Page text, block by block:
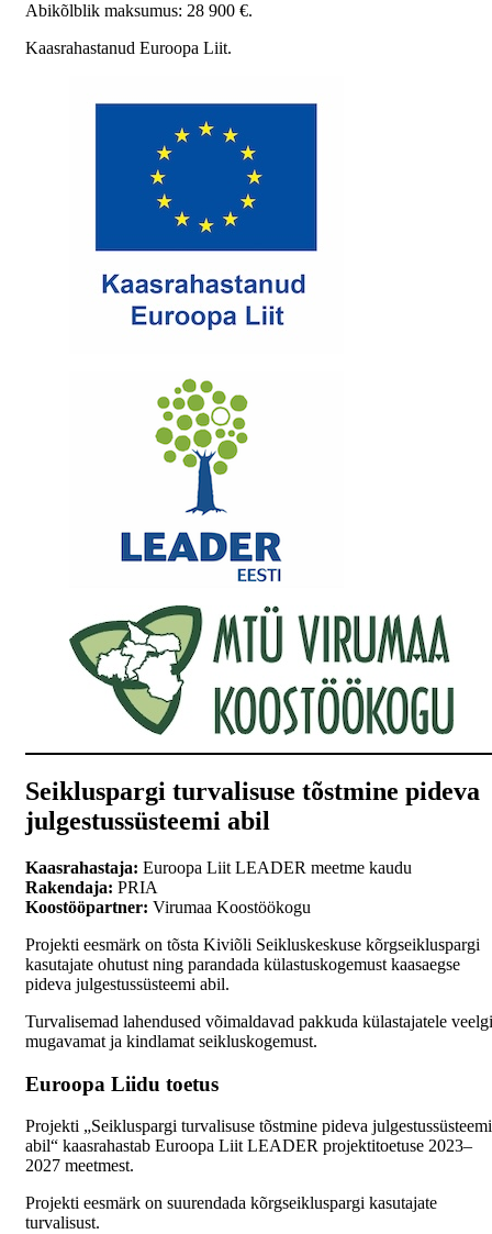
Abikõlblik maksumus: 28 900 €.
Kaasrahastanud Euroopa Liit.
Seikluspargi turvalisuse tõstmine pideva
julgestussüsteemi abil
Kaasrahastaja: Euroopa Liit LEADER meetme kaudu
Rakendaja: PRIA
Koostööpartner: Virumaa Koostöökogu
Projekti eesmärk on tõsta Kiviõli Seikluskeskuse kõrgseikluspargi
kasutajate ohutust ning parandada külastuskogemust kaasaegse
pideva julgestussüsteemi abil.
Turvalisemad lahendused võimaldavad pakkuda külastajatele veelgi
mugavamat ja kindlamat seikluskogemust.
Euroopa Liidu toetus
Projekti „Seikluspargi turvalisuse tõstmine pideva julgestussüsteemi
abil“ kaasrahastab Euroopa Liit LEADER projektitoetuse 2023–
2027 meetmest.
Projekti eesmärk on suurendada kõrgseikluspargi kasutajate
turvalisust.